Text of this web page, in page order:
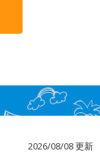
2026/08/08 更新